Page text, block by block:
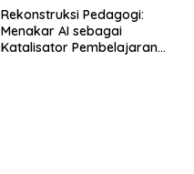
Rekonstruksi Pedagogi:
Menakar AI sebagai
Katalisator Pembelajaran